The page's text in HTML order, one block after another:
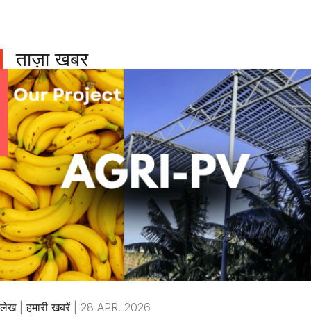
ताज़ा खबर
लेख |हमारी खबरें 28 APR. 2026